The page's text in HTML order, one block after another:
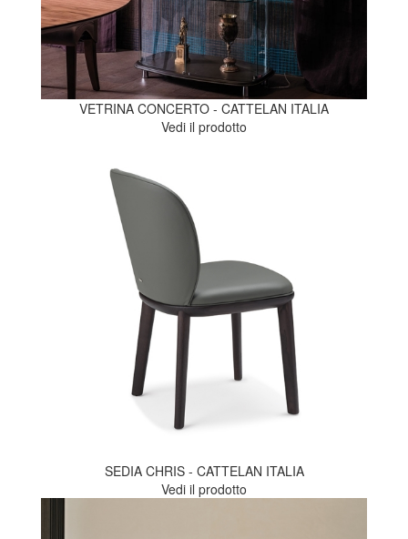
VETRINA CONCERTO - CATTELAN ITALIA
Vedi il prodotto
SEDIA CHRIS - CATTELAN ITALIA
Vedi il prodotto